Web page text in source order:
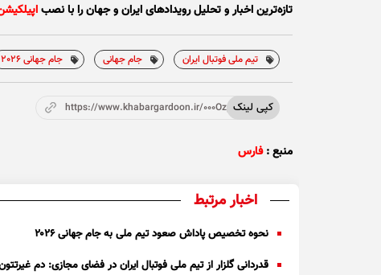
تازه‌ترین اخبار و تحلیل‌ رویدادهای ایران و جهان را با نصب
تیم ملی فوتبال ایران جام جهانی جام جهانی 2026
کپی لینک https://www.khabargardoon.ir/000Ozp
منبع : فارس
اخبار مرتبط
نحوه تخصیص پاداش صعود تیم ملی به جام جهانی ۲۰۲۶
قدردانی گلزار از تیم ملی فوتبال ایران در فضای مجازی: دم